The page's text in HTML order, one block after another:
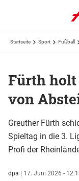
Startseite Sport Fußball
Fürth
von
Greuther Fürth
Spieltag in die 3.
Profi der
dpa | 17. Juni 2026 -